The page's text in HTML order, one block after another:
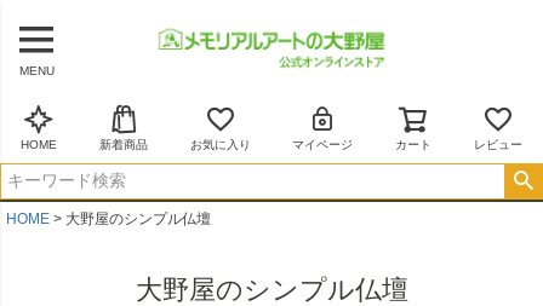
MENU
HOME 新着商品 お気に入り マイページ カート レビュー
HOME 大野屋のシンプル仏壇
大野屋のシンプル仏壇